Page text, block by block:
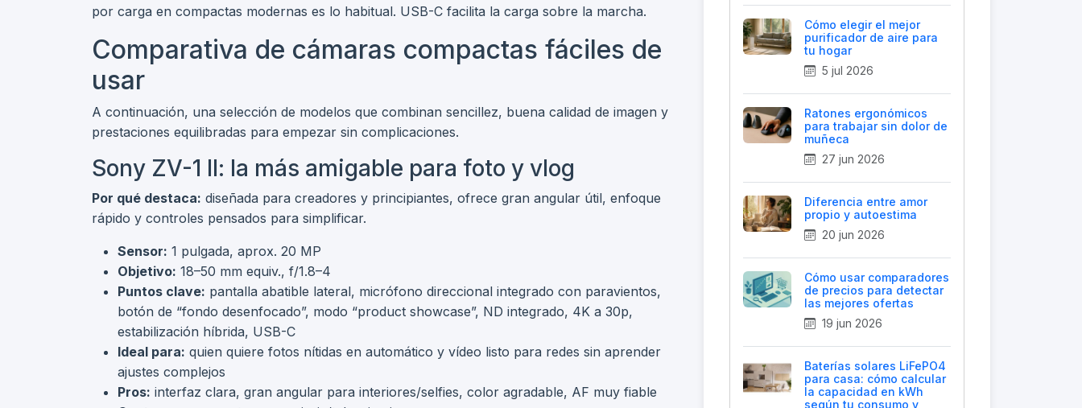
por carga en compactas modernas es lo habitual. USB-C facilita la carga sobre la marcha.
Comparativa de cámaras compactas fáciles de
usar
A continuación, una selección de modelos que combinan sencillez, buena calidad de imagen y
prestaciones equilibradas para empezar sin complicaciones.
Sony ZV-1 II: la más amigable para foto y vlog
Por qué destaca: diseñada para creadores y principiantes, ofrece gran angular útil, enfoque
rápido y controles pensados para simplificar.
Sensor: 1 pulgada, aprox. 20 MP
Objetivo: 18–50 mm equiv., f/1.8–4
Puntos clave: pantalla abatible lateral, micrófono direccional integrado con paravientos,
botón de “fondo desenfocado”, modo “product showcase”, ND integrado, 4K a 30p,
estabilización híbrida, USB-C
Ideal para: quien quiere fotos nítidas en automático y vídeo listo para redes sin aprender
ajustes complejos
Pros: interfaz clara, gran angular para interiores/selfies, color agradable, AF muy fiable
Cómo elegir el mejor
purificador de aire para
tu hogar
5 jul 2026
Ratones ergonómicos
para trabajar sin dolor de
muñeca
27 jun 2026
Diferencia entre amor
propio y autoestima
20 jun 2026
Cómo usar comparadores
de precios para detectar
las mejores ofertas
19 jun 2026
Baterías solares LiFePO4
para casa: cómo calcular
la capacidad en kWh
según tu consumo y